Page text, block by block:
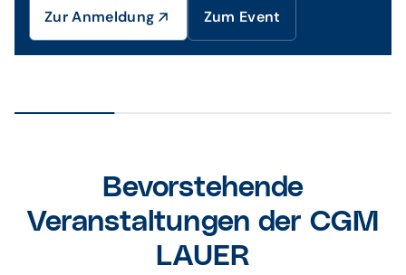
Zur Anmeldung Zum Event
Bevorstehende
Veranstaltungen der CGM
LAUER